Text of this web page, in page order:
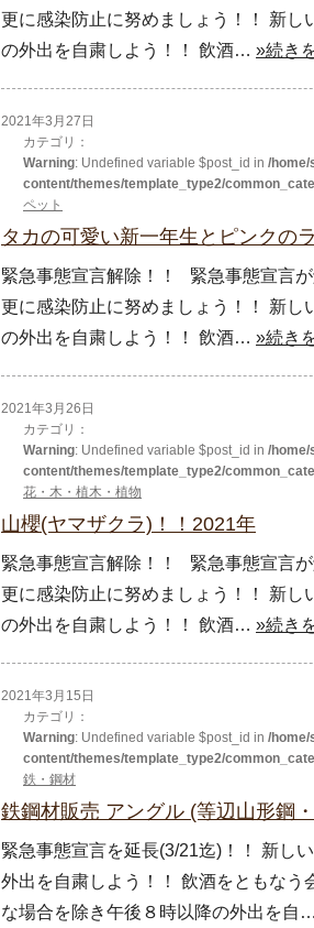
更に感染防止に努めましょう！！ 新
の外出を自粛しよう！！ 飲酒… »続き
2021年3月27日
カテゴリ：
Warning: Undefined variable $post_id in /
content/themes/template_type2/
ペット
タカの可愛い新一年生とピンクの
緊急事態宣言解除！！ 緊急事態宣言
更に感染防止に努めましょう！！ 新
の外出を自粛しよう！！ 飲酒… »続き
2021年3月26日
カテゴリ：
Warning: Undefined variable $post_id in /
content/themes/template_type2/
花・木・植木・植物
山櫻(ヤマザクラ)！！2021年
緊急事態宣言解除！！ 緊急事態宣言
更に感染防止に努めましょう！！ 新
の外出を自粛しよう！！ 飲酒… »続き
2021年3月15日
カテゴリ：
Warning: Undefined variable $post_id in /
content/themes/template_type2/
鉄・鋼材
鉄鋼材販売 アングル (等辺山形鋼
緊急事態宣言を延長(3/21迄)！！ 新し
外出を自粛しよう！！ 飲酒をともな
な場合を除き午後８時以降の外出を自…